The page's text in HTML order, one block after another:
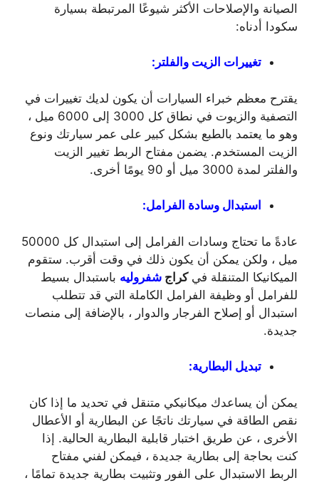
الصيانة والإصلاحات الأكثر شيوعًا المرتبطة بسيارة
سكودا أدناه:
تغييرات الزيت والفلتر:
يقترح معظم خبراء السيارات أن يكون لديك تغييرات في
التصفية والزيوت في نطاق كل 3000 إلى 6000 ميل ،
وهو ما يعتمد بالطبع بشكل كبير على عمر سيارتك ونوع
الزيت المستخدم. يضمن مفتاح الربط تغيير الزيت
والفلتر لمدة 3000 ميل أو 90 يومًا أخرى.
استبدال وسادة الفرامل:
عادةً ما تحتاج وسادات الفرامل إلى استبدال كل 50000
ميل ، ولكن يمكن أن يكون ذلك في وقت أقرب. ستقوم
الميكانيكا المتنقلة فيكراج شفروليه باستبدال بسيط
للفرامل أو وظيفة الفرامل الكاملة التي قد تتطلب
استبدال أو إصلاح الفرجار والدوار ، بالإضافة إلى منصات
جديدة.
تبديل البطارية:
يمكن أن يساعدك ميكانيكي متنقل في تحديد ما إذا كان
نقص الطاقة في سيارتك ناتجًا عن البطارية أو الأعطال
الأخرى ، عن طريق اختبار قابلية البطارية الحالية. إذا
كنت بحاجة إلى بطارية جديدة ، فيمكن لفني مفتاح
الربط الاستبدال على الفور وتثبيت بطارية جديدة تمامًا ،